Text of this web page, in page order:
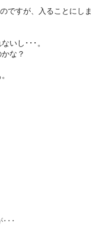
ですが、入ることにし
いし･･･。
な？
･･